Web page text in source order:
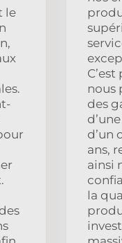
le
nous
des
d’un
ans,
ainsi
la